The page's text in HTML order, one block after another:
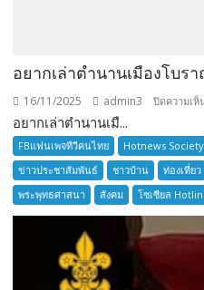
อยากเล่าตำนานเมืองโบร
16/11/2025 admin3 ปิดความเห็
อยากเล่าตำนานเมื...
FBแฟนเพจทีวีคนไทย Hotnews Society
ข่าวประชาสัมพันธ์
ชาวบ้าน ท่องเที่ยว
พระพุทธศาสนา
สังคม โซเซียล